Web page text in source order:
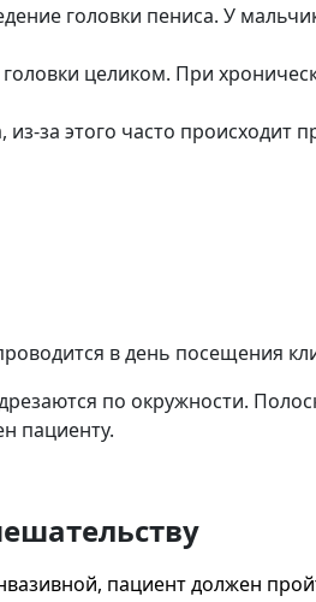
головки пениса. У
целиком. При
за этого часто происходит
в день посещения
по окружности.
пациенту.
пациент должен